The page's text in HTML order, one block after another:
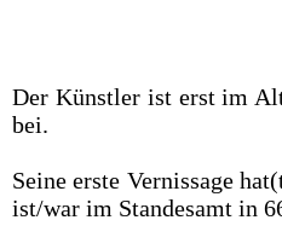
Der Künstler ist erst im
bei.
Seine erste Vernissage
ist/war im Standesamt in